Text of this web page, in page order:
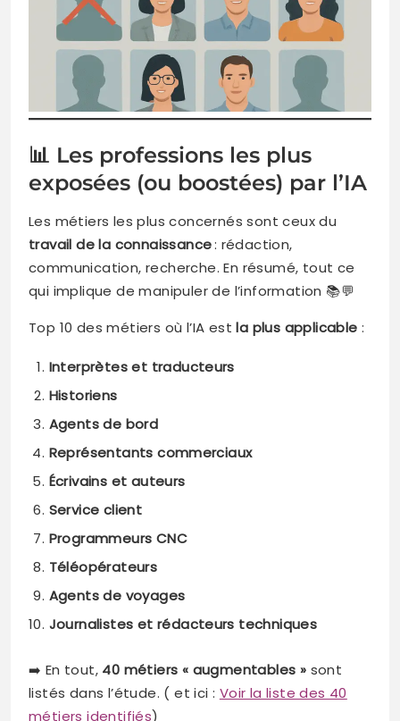
📊 Les professions les plus
exposées (ou boostées) par l’IA
Les métiers les plus concernés sont ceux du
travail de la connaissance: rédaction,
communication, recherche. En résumé, tout ce
qui implique de manipuler de l’information 📚💬
Top 10 des métiers où l’IA estla plus applicable :
Interprètes et traducteurs
Historiens
Agents de bord
Représentants commerciaux
Écrivains et auteurs
Service client
Programmeurs CNC
Téléopérateurs
Agents de voyages
Journalistes et rédacteurs techniques
➡️ En tout, 40 métiers « augmentables » sont
listés dans l’étude. ( et ici : Voir la liste des 40
métiers identifiés)